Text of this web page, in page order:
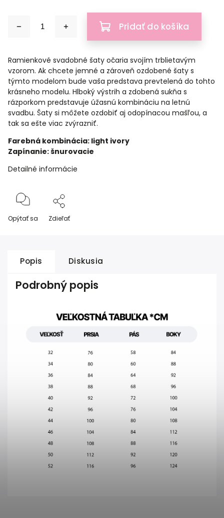
Pridať do košíka
Ramienkové svadobné šaty očaria svojím trblietavým
vzorom. Ak chcete jemné a zároveň ozdobené šaty s
týmto modelom bude vaša predstava prevtelená do tohto
krásneho modelu. Hlboký výstrih a zdobená sukňa s
rázporkom predstavuje úžasnú kombináciu na letnú
svadbu. Šaty si môžete ozdobiť aj odopínacou mašľou, a
tak sa ešte viac zvýrazniť.
Farebná kombinácia: light ivory
Zapínanie: šnurovacie
Detailné informácie
Opýtať sa Zdieľať
Popis Diskusia
Podrobný popis